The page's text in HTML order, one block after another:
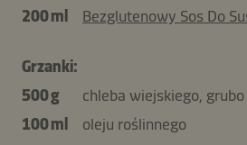
200 ml
Bezglutenowy Sos Do
Grzanki:
500 g
chleba wiejskiego,
100 ml
oleju roślinnego